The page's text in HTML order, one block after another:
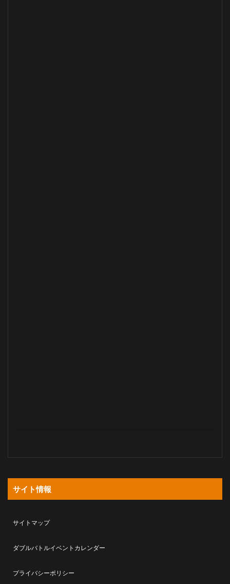
サイト情報
サイトマップ
ダブルバトルイベントカレンダー
プライバシーポリシー